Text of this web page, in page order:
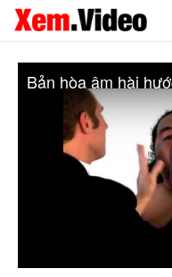
Bản hòa âm hài